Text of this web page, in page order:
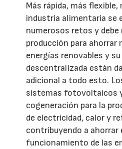
Más rápida, más
industria alimentaria se
numerosos retos y debe
producción para ahorrar
energías renovables y
descentralizada están
adicional a todo esto.
sistemas fotovoltaicos
cogeneración para la
de electricidad, calor y
contribuyendo a ahorrar
funcionamiento de las